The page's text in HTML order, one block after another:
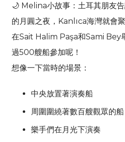
🌙 Melina小故事：土耳其朋友
的月圓之夜，Kanlıca海灣就會
在Sait Halim Paşa和Sami Bey
過500艘船參加呢！
想像一下當時的場景：
中央放置著演奏船
周圍圍繞著數百艘觀眾的船
樂手們在月光下演奏